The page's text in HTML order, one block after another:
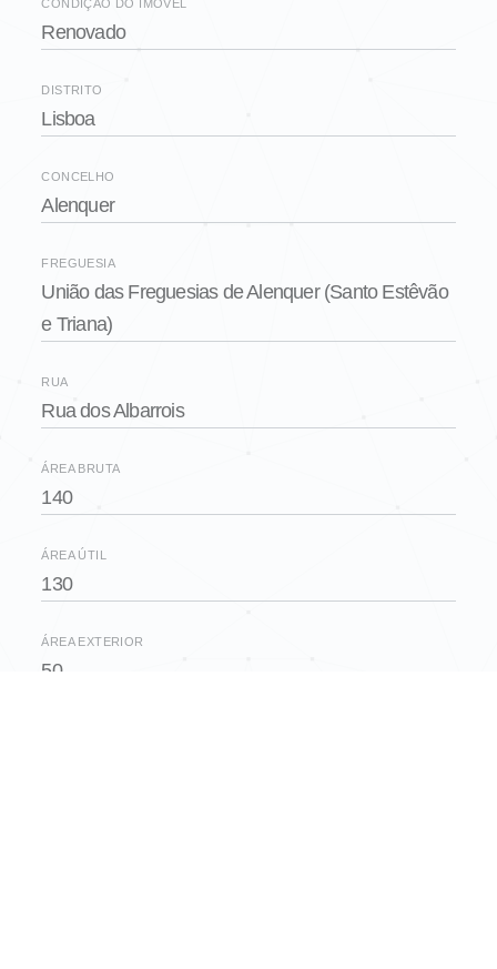
CONDIÇÃO DO IMÓVEL
Renovado
DISTRITO
Lisboa
CONCELHO
Alenquer
FREGUESIA
União das Freguesias de Alenquer (Santo Estêvão
e Triana)
RUA
Rua dos Albarrois
ÁREA BRUTA
140
ÁREA ÚTIL
130
ÁREA EXTERIOR
50